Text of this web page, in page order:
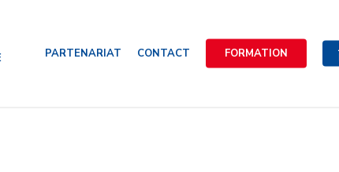
PARTENARIAT CONTACT FORMATION